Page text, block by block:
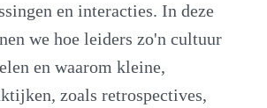
en interacties. In deze
we hoe leiders zo'n cultuur
en waarom kleine,
zoals retrospectives,